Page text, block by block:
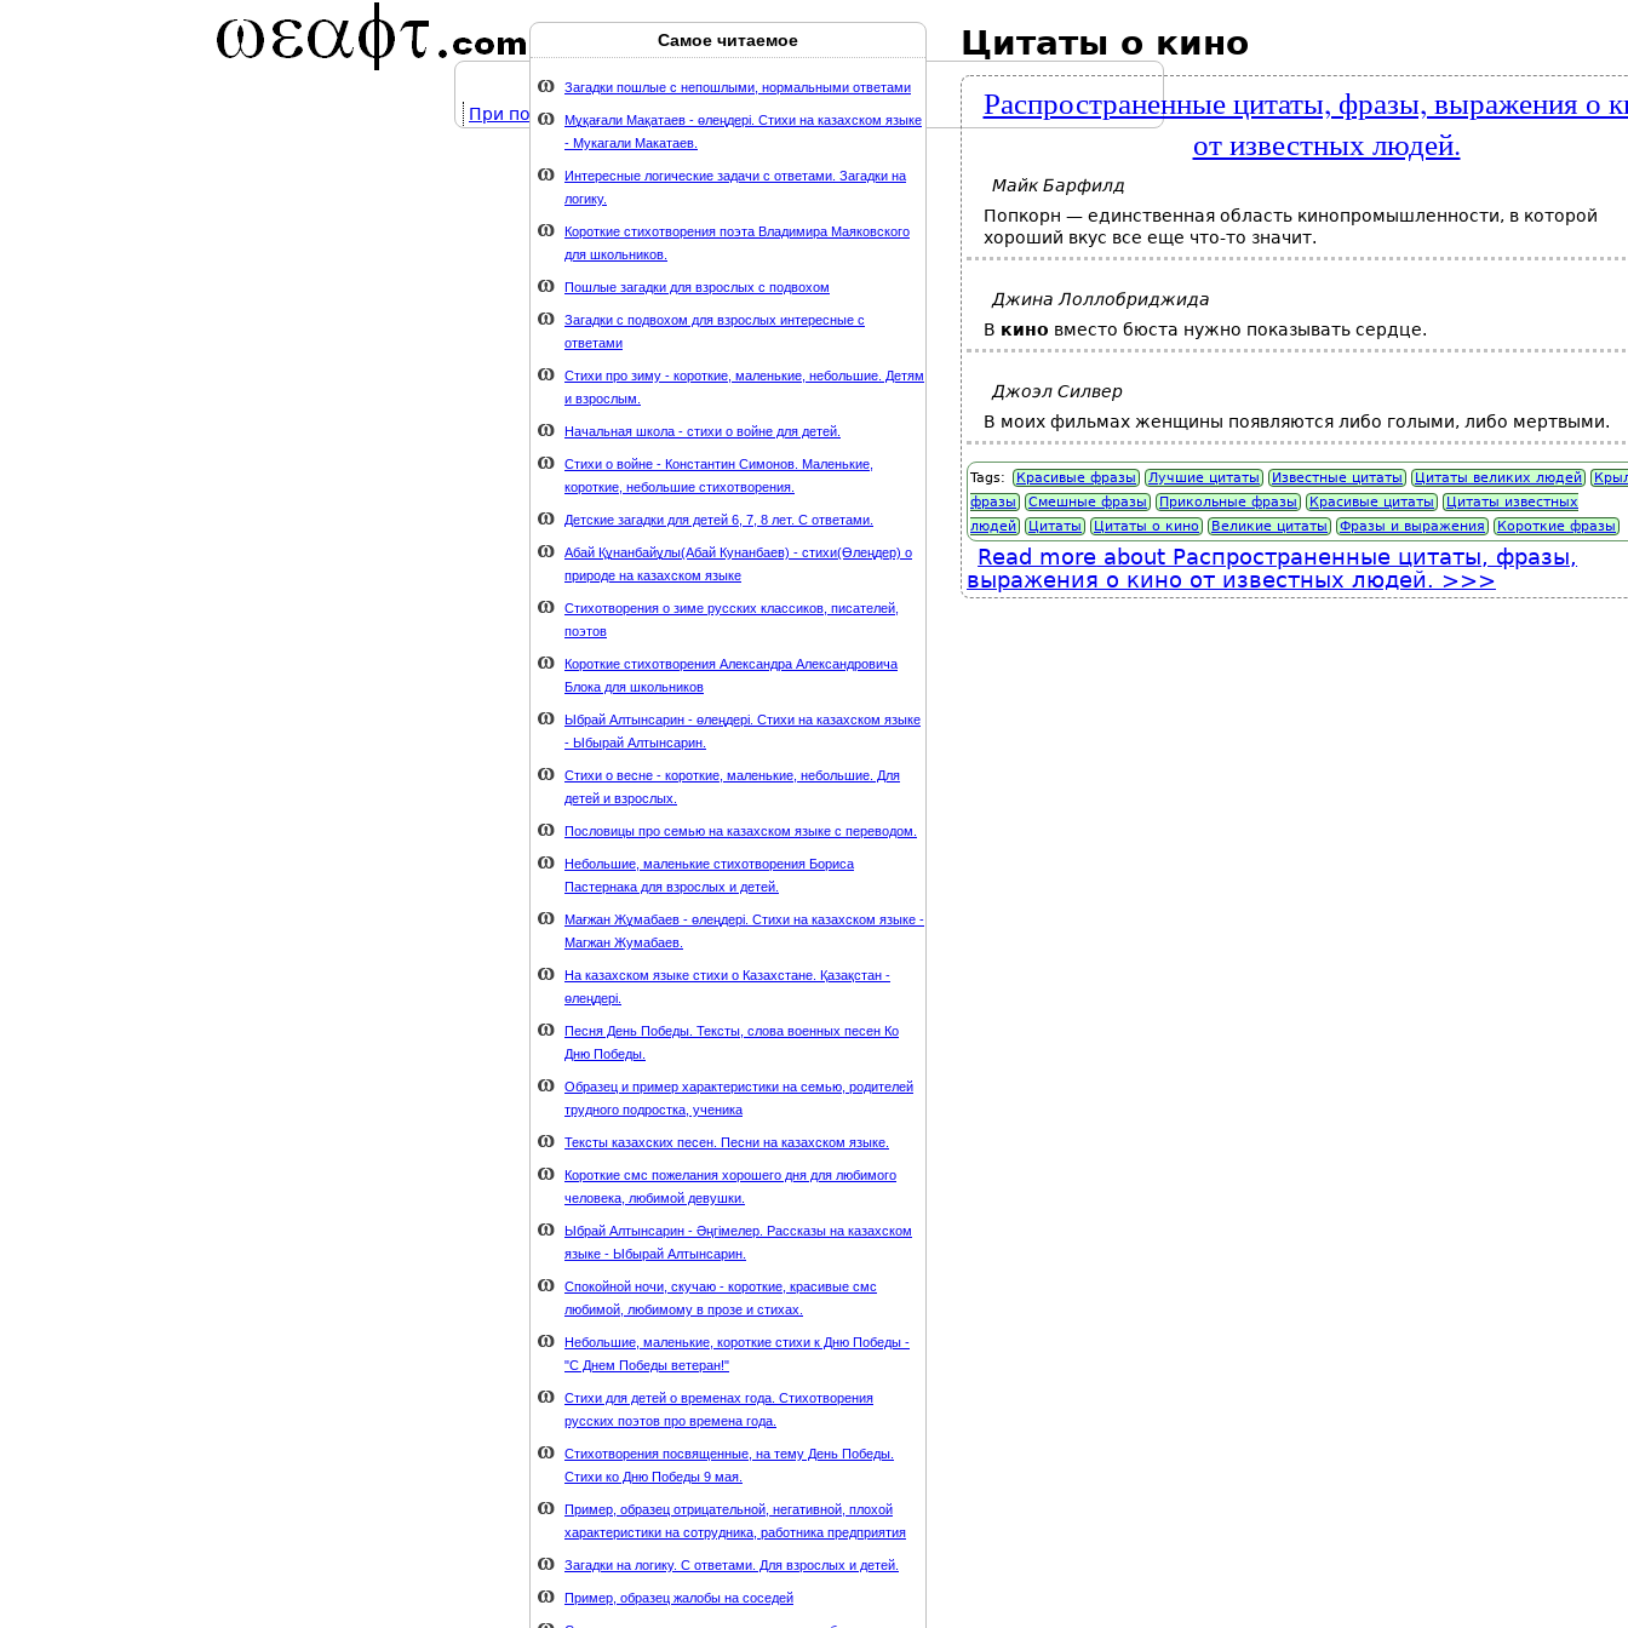
Цитаты о кино
Распространенные цитаты, фразы, выражения о
от известных людей.
Майк Барфилд
Попкорн — единственная область кинопромышленности, в которой
хороший вкус все еще что-то значит.
Джина Лоллобриджида
В кино вместо бюста нужно показывать сердце.
Джоэл Силвер
В моих фильмах женщины появляются либо голыми, либо мертвыми.
Tags: Красивые фразы Лучшие цитаты Известные цитаты Цитаты великих людей
фразы
Смешные фразы Прикольные фразы Красивые цитаты
Цитаты известных
людей
Цитаты Цитаты о кино Великие цитаты Фразы и выражения Короткие фразы
Read more about Распространенные цитаты, фразы,
выражения о кино от известных людей.
Самое читаемое
Загадки пошлые с непошлыми, нормальными ответами
Мұқағали Мақатаев - өлеңдері. Стихи на казахском языке
- Мукагали Макатаев.
Интересные логические задачи с ответами. Загадки на
логику.
Короткие стихотворения поэта Владимира Маяковского
для школьников.
Пошлые загадки для взрослых с подвохом
Загадки с подвохом для взрослых интересные с
ответами
Стихи про зиму - короткие, маленькие, небольшие. Детям
и взрослым.
Начальная школа - стихи о войне для детей.
Стихи о войне - Константин Симонов. Маленькие,
короткие, небольшие стихотворения.
Детские загадки для детей 6, 7, 8 лет. С ответами.
Абай Құнанбайұлы(Абай Кунанбаев) - стихи(Өлеңдер) о
природе на казахском языке
Стихотворения о зиме русских классиков, писателей,
поэтов
Короткие стихотворения Александра Александровича
Блока для школьников
Ыбрай Алтынсарин - өлеңдері. Стихи на казахском языке
- Ыбырай Алтынсарин.
Стихи о весне - короткие, маленькие, небольшие. Для
детей и взрослых.
Пословицы про семью на казахском языке с переводом.
Небольшие, маленькие стихотворения Бориса
Пастернака для взрослых и детей.
Мағжан Жұмабаев - өлеңдері. Стихи на казахском языке -
Магжан Жумабаев.
На казахском языке стихи о Казахстане. Қазақстан -
өлеңдері.
Песня День Победы. Тексты, слова военных песен Ко
Дню Победы.
Образец и пример характеристики на семью, родителей
трудного подростка, ученика
Тексты казахских песен. Песни на казахском языке.
Короткие смс пожелания хорошего дня для любимого
человека, любимой девушки.
Ыбрай Алтынсарин - Әңгімелер. Рассказы на казахском
языке - Ыбырай Алтынсарин.
Спокойной ночи, скучаю - короткие, красивые смс
любимой, любимому в прозе и стихах.
Небольшие, маленькие, короткие стихи к Дню Победы -
"С Днем Победы ветеран!"
Стихи для детей о временах года. Стихотворения
русских поэтов про времена года.
Стихотворения посвященные, на тему День Победы.
Стихи ко Дню Победы 9 мая.
Пример, образец отрицательной, негативной, плохой
характеристики на сотрудника, работника предприятия
Загадки на логику. С ответами. Для взрослых и детей.
Пример, образец жалобы на соседей
При поддержке стихи-классиков.ru